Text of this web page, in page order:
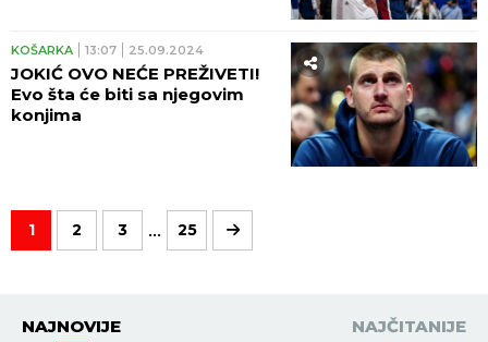
KOŠARKA 13:07 25.09.2024
JOKIĆ OVO NEĆE PREŽIVETI!
Evo šta će biti sa njegovim
konjima
1 2 3 ... 25
NAJNOVIJE NAJČITANIJE